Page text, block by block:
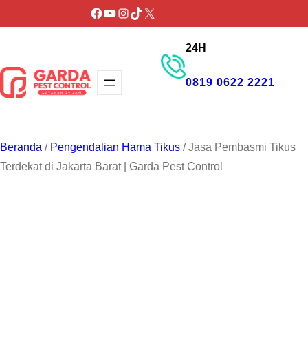
ke
Facebook
YouTube
Instagram
TikTok
X
24H
0819 0622 2221
Beranda / Pengendalian Hama Tikus / Jasa Pembasmi Tikus
Terdekat di Jakarta Barat | Garda Pest Control